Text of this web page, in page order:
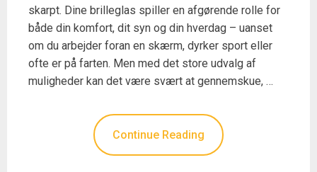
skarpt. Dine brilleglas spiller en afgørende rolle for
både din komfort, dit syn og din hverdag – uanset
om du arbejder foran en skærm, dyrker sport eller
ofte er på farten. Men med det store udvalg af
muligheder kan det være svært at gennemskue, …
Continue Reading